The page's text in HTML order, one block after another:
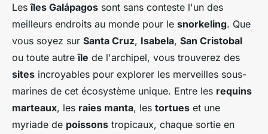
Lesîles Galápagos sont sans conteste l'un des
meilleurs endroits au monde pour le snorkeling. Que
vous soyez sur Santa Cruz, Isabela, San Cristobal
ou toute autreîle de l'archipel, vous trouverez des
sites incroyables pour explorer les merveilles sous-
marines de cet écosystème unique. Entre les requins
marteaux, les raies manta, les tortues et une
myriade de poissons tropicaux, chaque sortie en